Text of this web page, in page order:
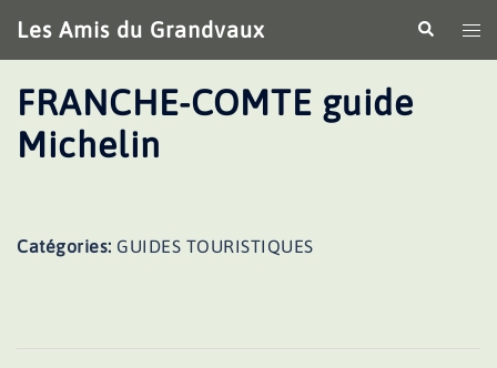
au
contenu
Les Amis du Grandvaux
le
FRANCHE-COMTE guide
Michelin
Catégories: GUIDES TOURISTIQUES